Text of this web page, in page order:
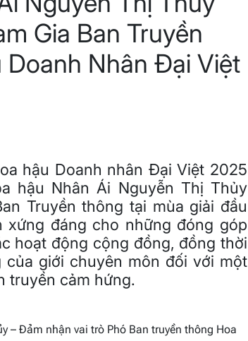
Gia Ban Truyền
Doanh Nhân Đại Việt
hậu Doanh nhân Đại Việt 2025
hậu Nhân Ái Nguyễn Thị Thủy
Truyền thông tại mùa giải đầu
đáng cho những đóng góp
hoạt động cộng đồng, đồng thời
giới chuyên môn đối với một
truyền cảm hứng.
– Đảm nhận vai trò Phó Ban truyền thông Hoa